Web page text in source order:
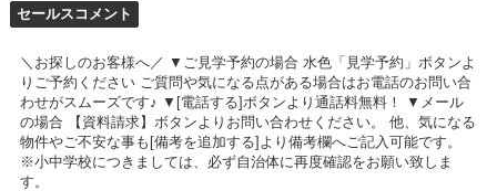
セールスコメント
＼お探しのお客様へ／ ▼ご見学予約の場合 水色「見学予約」ボタンよ
りご予約ください ご質問や気になる点がある場合はお電話のお問い合
わせがスムーズです♪ ▼[電話する]ボタンより通話料無料！ ▼メール
の場合 【資料請求】ボタンよりお問い合わせください。 他、気になる
物件やご不安な事も[備考を追加する]より備考欄へご記入可能です。
※小中学校につきましては、必ず自治体に再度確認をお願い致しま
す。